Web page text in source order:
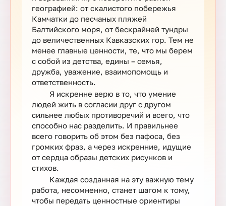
географией: от скалистого побережья
Камчатки до песчаных пляжей
Балтийского моря, от бескрайней тундры
до величественных Кавказских гор. Тем не
менее главные ценности, те, что мы берем
с собой из детства, едины – семья,
дружба, уважение, взаимопомощь и
ответственность.
Я искренне верю в то, что умение
людей жить в согласии друг с другом
сильнее любых противоречий и всего, что
способно нас разделить. И правильнее
всего говорить об этом без пафоса, без
громких фраз, а через искренние, идущие
от сердца образы детских рисунков и
стихов.
Каждая созданная на эту важную тему
работа, несомненно, станет шагом к тому,
чтобы передать ценностные ориентиры